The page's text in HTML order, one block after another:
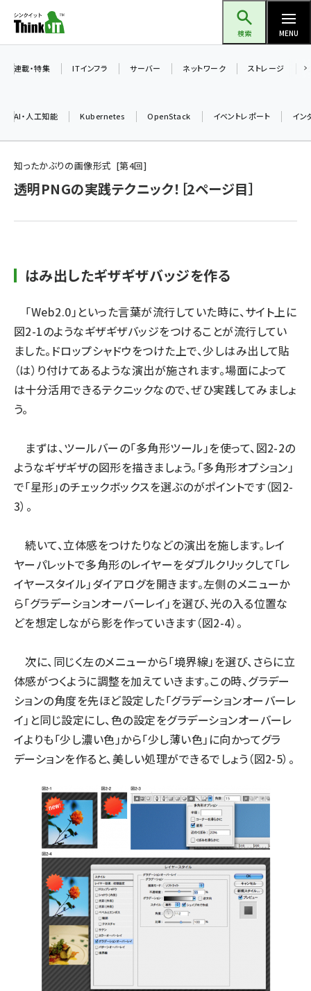
ン
ツ
検索 MENU
加藤銘のチーム貢献～仲間と築いた勝利の絆～ (2325)
genai (1492)
abc123 (1367)
ai crunch (1363)
連載・特集 ITインフラ サーバー ネットワーク ストレージ
AI・人工知能 Kubernetes OpenStack イベントレポート イン
知ったかぶりの画像形式 第4回
透明PNGの実践テクニック！［2ページ目］
はみ出したギザギザバッジを作る
「Web2.0」といった言葉が流行していた時に、サイト上に
図2-1のようなギザギザバッジをつけることが流行してい
ました。ドロップシャドウをつけた上で、少しはみ出して貼
（は）り付けてあるような演出が施されます。場面によって
は十分活用できるテクニックなので、ぜひ実践してみましょ
う。
まずは、ツールバーの「多角形ツール」を使って、図2-2の
ようなギザギザの図形を描きましょう。「多角形オプション」
で「星形」のチェックボックスを選ぶのがポイントです（図2-
3）。
続いて、立体感をつけたりなどの演出を施します。レイ
ヤーパレットで多角形のレイヤーをダブルクリックして「レ
イヤースタイル」ダイアログを開きます。左側のメニューか
ら「グラデーションオーバーレイ」を選び、光の入る位置な
どを想定しながら影を作っていきます（図2-4）。
次に、同じく左のメニューから「境界線」を選び、さらに立
体感がつくように調整を加えていきます。この時、グラデー
ションの角度を先ほど設定した「グラデーションオーバーレ
イ」と同じ設定にし、色の設定をグラデーションオーバーレ
イよりも「少し濃い色」から「少し薄い色」に向かってグラ
デーションを作ると、美しい処理ができるでしょう（図2-5）。